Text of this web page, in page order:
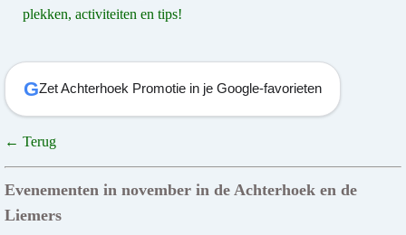
plekken, activiteiten en tips!
GZet Achterhoek Promotie in je Google-favorieten
← Terug
Evenementen in november in de Achterhoek en de
Liemers